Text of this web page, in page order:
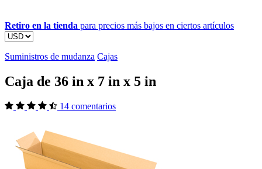
Retiro en la tienda para precios más bajos en ciertos artículos
Suministros de mudanza Cajas
Caja de 36 in x 7 in x 5 in
14 comentarios